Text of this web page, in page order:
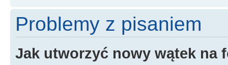
Problemy z pisaniem
Jak utworzyć nowy wątek na